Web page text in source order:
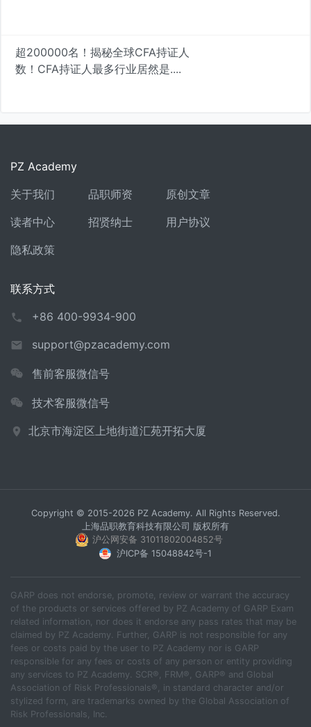
超200000名！揭秘全球CFA持证人
数！CFA持证人最多行业居然是....
PZ Academy
关于我们
品职师资
原创文章
读者中心
招贤纳士
用户协议
隐私政策
联系方式
+86 400-9934-900
support@pzacademy.com
售前客服微信号
技术客服微信号
北京市海淀区上地街道汇苑开拓大厦
沪公网安备 31011802004852号
沪ICP备 15048842号-1
Copyright © 2015-2026 PZ Academy. All Rights Reserved.
上海品职教育科技有限公司 版权所有
GARP does not endorse, promote, review or warrant the accuracy
of the products or services offered by PZ Academy of GARP Exam
related information, nor does it endorse any pass rates that may be
claimed by PZ Academy. Further, GARP is not responsible for any
fees or costs paid by the user to PZ Academy nor is GARP
responsible for any fees or costs of any person or entity providing
any services to PZ Academy. SCR®, FRM®, GARP® and Global
Association of Risk Professionals®, in standard character and/or
stylized form, are trademarks owned by the Global Association of
Risk Professionals, Inc.